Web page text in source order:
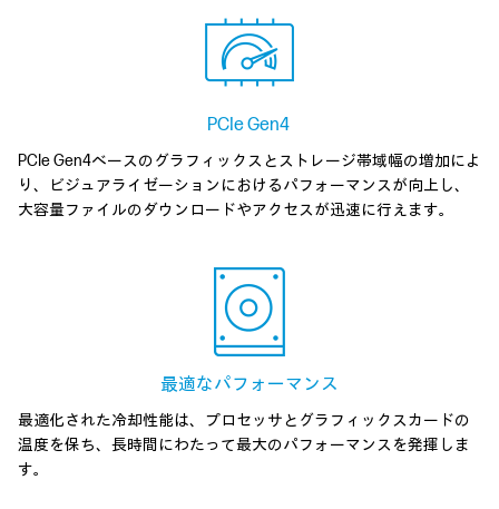
PCIe Gen4
PCIe Gen4ベースのグラフィックスとストレージ帯域幅の増加によ
り、ビジュアライゼーションにおけるパフォーマンスが向上し、
大容量ファイルのダウンロードやアクセスが迅速に行えます。
最適なパフォーマンス
最適化された冷却性能は、プロセッサとグラフィックスカードの
温度を保ち、長時間にわたって最大のパフォーマンスを発揮しま
す。